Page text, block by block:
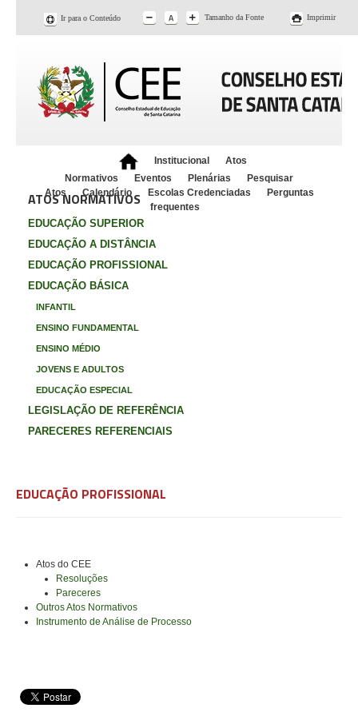
Ir para o Conteúdo Tamanho da Fonte Imprimir
Institucional
Atos
Normativos
Eventos Plenárias
Pesquisar
Atos
Calendário Escolas Credenciadas
Perguntas
frequentes
ATOS NORMATIVOS
EDUCAÇÃO SUPERIOR
EDUCAÇÃO A DISTÂNCIA
EDUCAÇÃO PROFISSIONAL
EDUCAÇÃO BÁSICA
INFANTIL
ENSINO FUNDAMENTAL
ENSINO MÉDIO
JOVENS E ADULTOS
EDUCAÇÃO ESPECIAL
LEGISLAÇÃO DE REFERÊNCIA
PARECERES REFERENCIAIS
EDUCAÇÃO PROFISSIONAL
Atos do CEE
Resoluções
Pareceres
Outros Atos Normativos
Instrumento de Análise de Processo